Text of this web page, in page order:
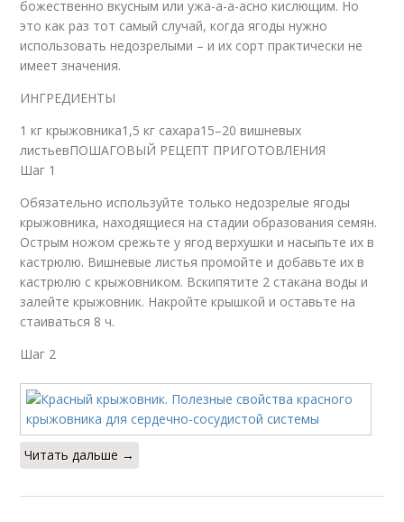
божественно вкусным или ужа-а-а-асно кислющим. Но
это как раз тот самый случай, когда ягоды нужно
использовать недозрелыми – и их сорт практически не
имеет значения.
ИНГРЕДИЕНТЫ
1 кг крыжовника1,5 кг сахара15–20 вишневых
листьевПОШАГОВЫЙ РЕЦЕПТ ПРИГОТОВЛЕНИЯ
Шаг 1
Обязательно используйте только недозрелые ягоды
крыжовника, находящиеся на стадии образования семян.
Острым ножом срежьте у ягод верхушки и насыпьте их в
кастрюлю. Вишневые листья промойте и добавьте их в
кастрюлю с крыжовником. Вскипятите 2 стакана воды и
залейте крыжовник. Накройте крышкой и оставьте на
стаиваться 8 ч.
Шаг 2
Читать дальше →